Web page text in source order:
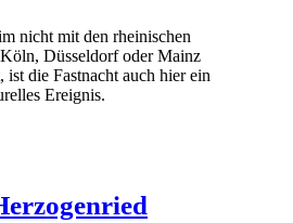
nicht mit den rheinischen
Düsseldorf oder Mainz
ist die Fastnacht auch hier ein
Ereignis.